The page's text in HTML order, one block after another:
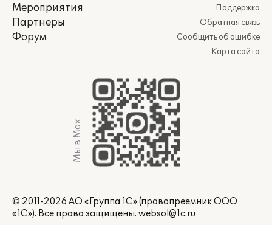
Мероприятия
Партнеры
Форум
Поддержка
Обратная связь
Сообщить об ошибке
Карта сайта
Мы в Max
© 2011-2026 АО «Группа 1С» (правопреемник ООО
«1С»). Все права защищены. websol@1c.ru